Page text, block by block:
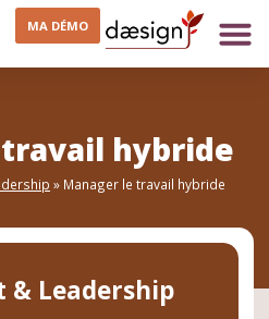
MA DÉMO
hybride
» Manager le travail hybride
& Leadership